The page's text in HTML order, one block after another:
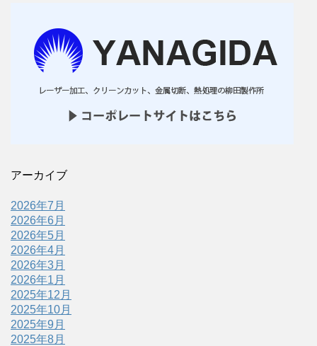
アーカイブ
2026年7月
2026年6月
2026年5月
2026年4月
2026年3月
2026年1月
2025年12月
2025年10月
2025年9月
2025年8月